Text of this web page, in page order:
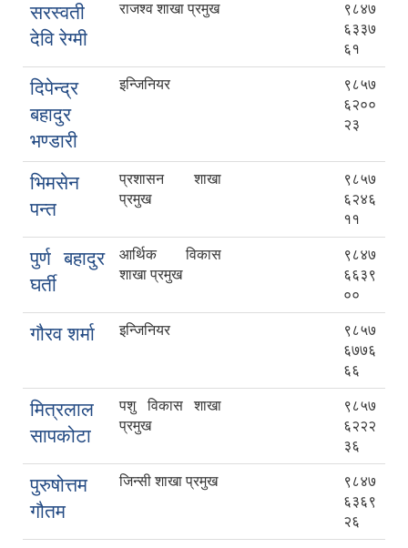
सरस्वती
देवि रेग्मी
राजश्व शाखा प्रमुख
९८४७
६३३७
६१
दिपेन्द्र
बहादुर
भण्डारी
इन्जिनियर
९८५७
६२००
२३
भिमसेन
पन्त
प्रशासन शाखा
प्रमुख
९८५७
६२४६
११
पुर्ण बहादुर
घर्ती
आर्थिक विकास
शाखा प्रमुख
९८४७
६६३९
००
गौरव शर्मा इन्जिनियर
९८५७
६७७६
६६
मित्रलाल
सापकोटा
पशु विकास शाखा
प्रमुख
९८५७
६२२२
३६
पुरुषोत्तम
गौतम
जिन्सी शाखा प्रमुख
९८४७
६३६९
२६